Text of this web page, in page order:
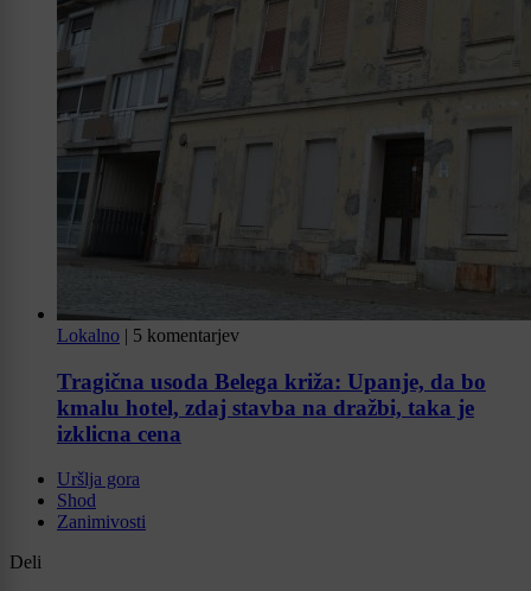
Lokalno | 5 komentarjev
Tragična usoda Belega križa: Upanje, da bo
kmalu hotel, zdaj stavba na dražbi, taka je
izklicna cena
Uršlja gora
Shod
Zanimivosti
Deli